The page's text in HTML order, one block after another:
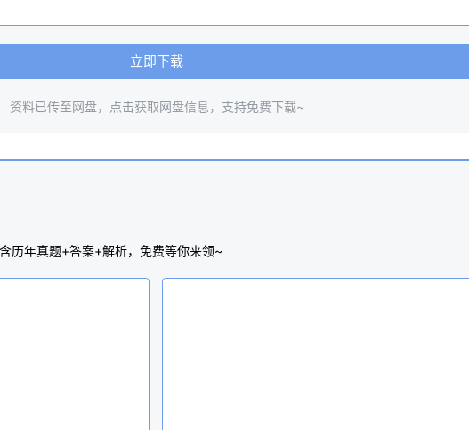
立即下载
资料已传至网盘，点击获取网盘信息，支持免费下载~
历年真题+答案+解析，免费等你来领~